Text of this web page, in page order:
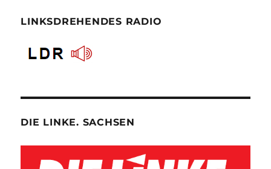
LINKSDREHENDES RADIO
DIE LINKE. SACHSEN